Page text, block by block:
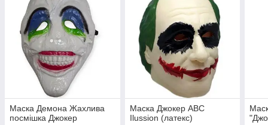
Маска Демона Жахлива
посмішка Джокер
Маска Джокер ABC
Ilussion (латекс)